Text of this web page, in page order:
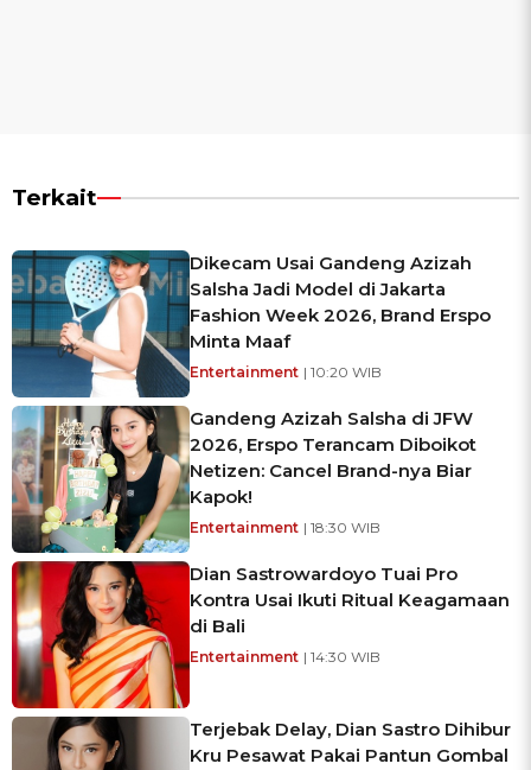
Terkait
Dikecam Usai Gandeng Azizah
Salsha Jadi Model di Jakarta
Fashion Week 2026, Brand Erspo
Minta Maaf
Entertainment | 10:20 WIB
Gandeng Azizah Salsha di JFW
2026, Erspo Terancam Diboikot
Netizen: Cancel Brand-nya Biar
Kapok!
Entertainment | 18:30 WIB
Dian Sastrowardoyo Tuai Pro
Kontra Usai Ikuti Ritual Keagamaan
di Bali
Entertainment | 14:30 WIB
Terjebak Delay, Dian Sastro Dihibur
Kru Pesawat Pakai Pantun Gombal